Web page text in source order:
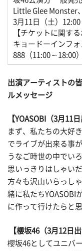
Little Glee Monster
3月11日（土）12:00
【チケットに関す
キョードーインフ
888（11:00～18:00
出演アーティストの
ルメッセージ
【YOASOBI（3月11日
まず、私たちの大好
でライブが出来る事
うなご時世の中でい
思いっきりはしゃい
方々も沢山いらっし
緒に私たちYOASOBI
に作って行けたらと
【櫻坂46（3月12日出
櫻坂46としてユニバ